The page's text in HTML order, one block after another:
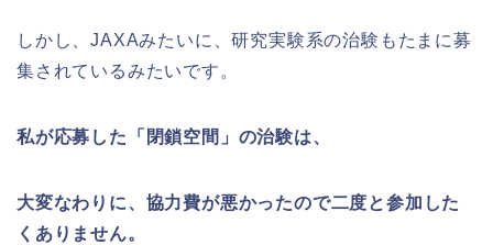
しかし、JAXAみたいに、研究実験系の治験もたまに募
集されているみたいです。
私が応募した「閉鎖空間」の治験は、
大変なわりに、協力費が悪かったので二度と参加した
くありません。